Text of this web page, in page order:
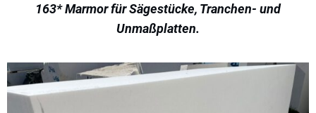
163* Marmor für Sägestücke, Tranchen- und
Unmaßplatten.